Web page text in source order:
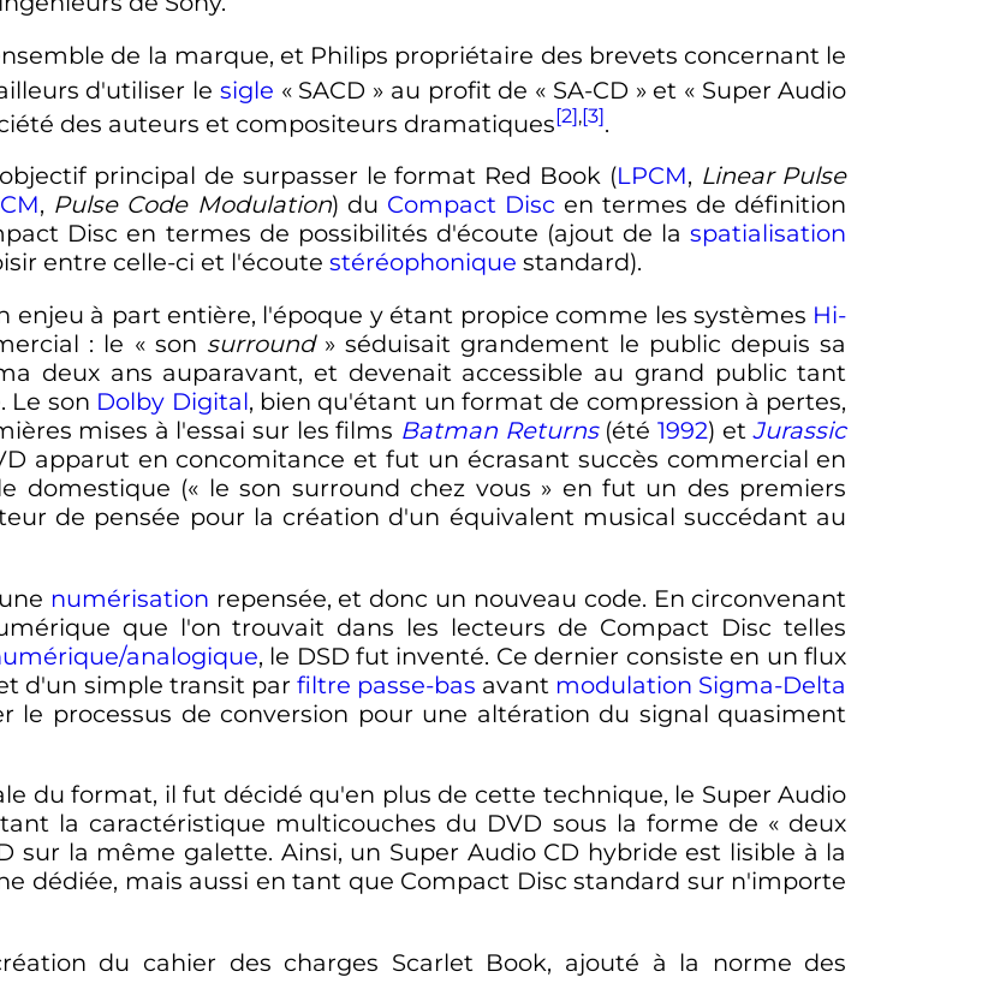
de la marque, et Philips propriétaire des brevets concernant le
d'utiliser le sigle « SACD » au profit de « SA-CD » et « Super Audio
des auteurs et compositeurs dramatiques[2],[3].
principal de surpasser le format Red Book (LPCM, Linear Pulse
, Pulse Code Modulation) du Compact Disc en termes de définition
Disc en termes de possibilités d'écoute (ajout de laspatialisation
entre celle-ci et l'écoute stéréophonique standard).
à part entière, l'époque y étant propice comme les systèmes Hi-
: le « son surround » séduisait grandement le public depuis sa
deux ans auparavant, et devenait accessible au grand public tant
Le son Dolby Digital, bien qu'étant un format de compression à pertes,
mises à l'essai sur les films Batman Returns(été1992) etJurassic
apparut en concomitance et fut un écrasant succès commercial en
domestique (« le son surround chez vous » en fut un des premiers
de pensée pour la création d'un équivalent musical succédant au
numérisation repensée, et donc un nouveau code. En circonvenant
que l'on trouvait dans les lecteurs de Compact Disc telles
analogique, le DSD fut inventé. Ce dernier consiste en un flux
d'un simple transit par filtre passe-bas avant modulation Sigma-Delta
le processus de conversion pour une altération du signal quasiment
du format, il fut décidé qu'en plus de cette technique, le Super Audio
la caractéristique multicouches du DVD sous la forme de « deux
sur la même galette. Ainsi, un Super Audio CD hybride est lisible à la
dédiée, mais aussi en tant que Compact Disc standard sur n'importe
du cahier des charges Scarlet Book, ajouté à la norme des